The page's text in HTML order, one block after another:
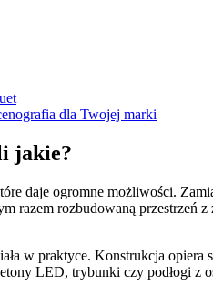
dla Twojej marki
jakie?
daje ogromne możliwości.
razem rozbudowaną przestrzeń
w praktyce. Konstrukcja
LED, trybunki czy podłogi